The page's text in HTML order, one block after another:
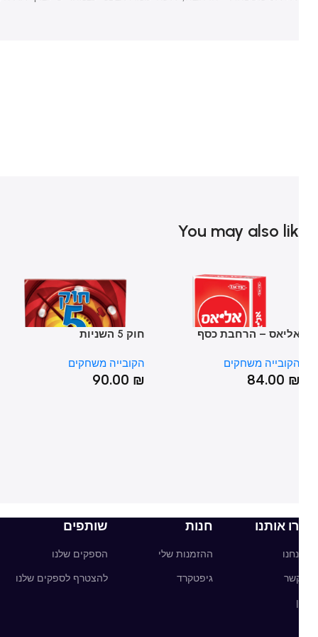
You may also
– הרחבת כסף
משחקים
84.00
חוק 5 השניות
הקובייה משחקים
90.00
אותנו חנות
ההזמנות שלי
גיפטקרד
שותפים
הספקים שלנו
להצטרף לספקים שלנו